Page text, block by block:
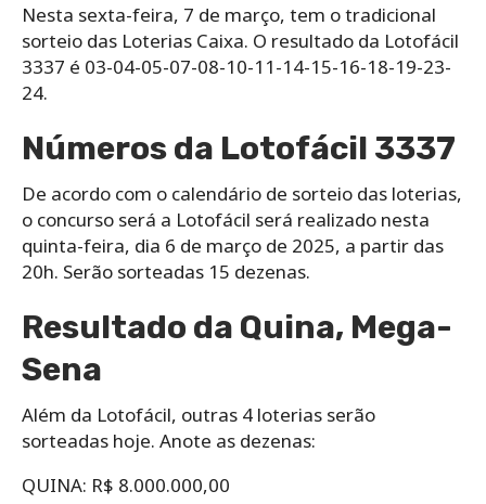
Nesta sexta-feira, 7 de março, tem o tradicional
sorteio das Loterias Caixa. O resultado da Lotofácil
3337 é 03-04-05-07-08-10-11-14-15-16-18-19-23-
24.
Números da Lotofácil 3337
De acordo com o calendário de sorteio das loterias,
o concurso será a Lotofácil será realizado nesta
quinta-feira, dia 6 de março de 2025, a partir das
20h. Serão sorteadas 15 dezenas.
Resultado da Quina, Mega-
Sena
Além da Lotofácil, outras 4 loterias serão
sorteadas hoje. Anote as dezenas:
QUINA: R$ 8.000.000,00